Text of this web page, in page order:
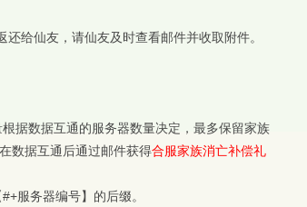
给仙友，请仙友及时查看邮件并收取附件。
据数据互通的服务器数量决定，最多保留家族
数据互通后通过邮件获得合服家族消亡补偿礼
服务器编号】的后缀。